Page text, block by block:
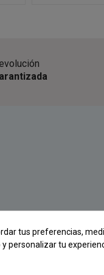
tus preferencias,
personalizar tu